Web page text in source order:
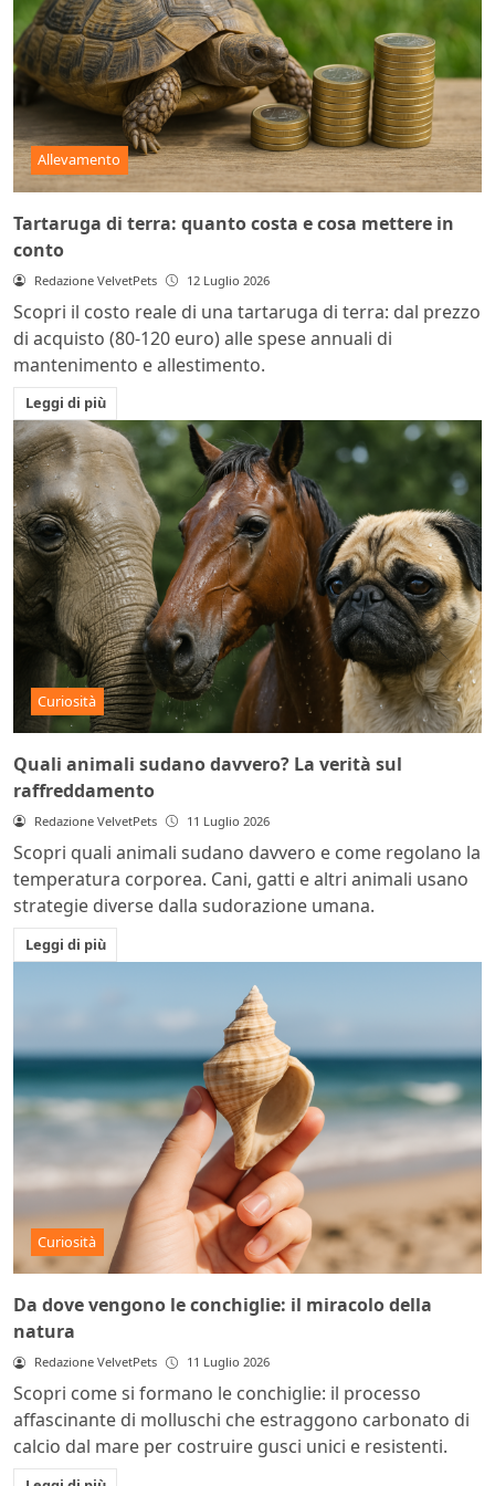
Allevamento
Tartaruga di terra: quanto costa e cosa mettere in
conto
Redazione VelvetPets 12 Luglio 2026
Scopri il costo reale di una tartaruga di terra: dal prezzo
di acquisto (80-120 euro) alle spese annuali di
mantenimento e allestimento.
Leggi di più
Curiosità
Quali animali sudano davvero? La verità sul
raffreddamento
Redazione VelvetPets 11 Luglio 2026
Scopri quali animali sudano davvero e come regolano la
temperatura corporea. Cani, gatti e altri animali usano
strategie diverse dalla sudorazione umana.
Leggi di più
Curiosità
Da dove vengono le conchiglie: il miracolo della
natura
Redazione VelvetPets 11 Luglio 2026
Scopri come si formano le conchiglie: il processo
affascinante di molluschi che estraggono carbonato di
calcio dal mare per costruire gusci unici e resistenti.